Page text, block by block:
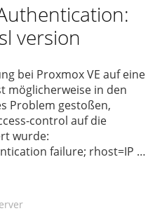
version
bei Proxmox VE auf eine
möglicherweise in den
Problem gestoßen,
control auf die
wurde:
failure; rhost=IP …